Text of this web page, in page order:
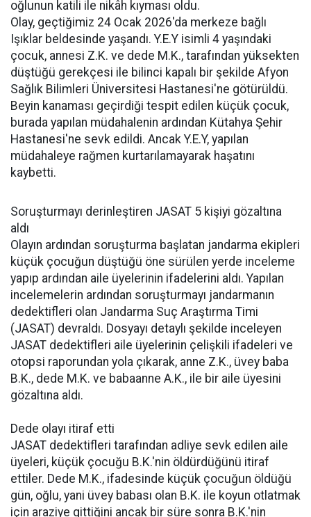
oğlunun katili ile nikâh kıyması oldu.
Olay, geçtiğimiz 24 Ocak 2026'da merkeze bağlı
Işıklar beldesinde yaşandı. Y.E.Y isimli 4 yaşındaki
çocuk, annesi Z.K. ve dede M.K., tarafından yüksekten
düştüğü gerekçesi ile bilinci kapalı bir şekilde Afyon
Sağlık Bilimleri Üniversitesi Hastanesi'ne götürüldü.
Beyin kanaması geçirdiği tespit edilen küçük çocuk,
burada yapılan müdahalenin ardından Kütahya Şehir
Hastanesi'ne sevk edildi. Ancak Y.E.Y, yapılan
müdahaleye rağmen kurtarılamayarak haşatını
kaybetti.
Soruşturmayı derinleştiren JASAT 5 kişiyi gözaltına
aldı
Olayın ardından soruşturma başlatan jandarma ekipleri
küçük çocuğun düştüğü öne sürülen yerde inceleme
yapıp ardından aile üyelerinin ifadelerini aldı. Yapılan
incelemelerin ardından soruşturmayı jandarmanın
dedektifleri olan Jandarma Suç Araştırma Timi
(JASAT) devraldı. Dosyayı detaylı şekilde inceleyen
JASAT dedektifleri aile üyelerinin çelişkili ifadeleri ve
otopsi raporundan yola çıkarak, anne Z.K., üvey baba
B.K., dede M.K. ve babaanne A.K., ile bir aile üyesini
gözaltına aldı.
Dede olayı itiraf etti
JASAT dedektifleri tarafından adliye sevk edilen aile
üyeleri, küçük çocuğu B.K.'nin öldürdüğünü itiraf
ettiler. Dede M.K., ifadesinde küçük çocuğun öldüğü
gün, oğlu, yani üvey babası olan B.K. ile koyun otlatmak
için araziye gittiğini ancak bir süre sonra B.K.'nin